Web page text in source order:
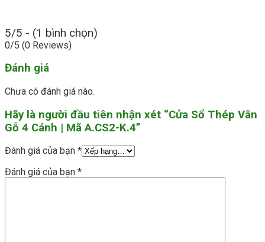
5/5 - (1 bình chọn)
0/5 (0 Reviews)
Đánh giá
Chưa có đánh giá nào.
Hãy là người đầu tiên nhận xét “Cửa Sổ Thép Vân
Gỗ 4 Cánh | Mã A.CS2-K.4”
Đánh giá của bạn *
Đánh giá của bạn *